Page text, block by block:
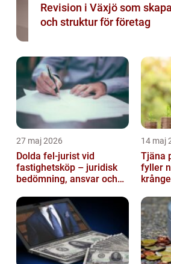
Revision i Växjö som
och struktur för företag
27 maj 2026
Dolda fel-jurist vid
fastighetsköp – juridisk
bedömning, ansvar och
tvister...
14 maj
Tjäna
fyller